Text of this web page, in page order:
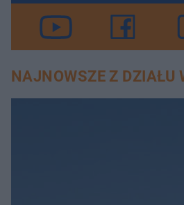
NAJNOWSZE Z DZIAŁU